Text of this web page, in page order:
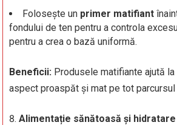
Folosește un primer matifiant
fondului de ten pentru a controla
pentru a crea o bază uniformă.
Beneficii: Produsele matifiante ajută la
aspect proaspăt și mat pe tot
Alimentație sănătoasă și hidratare